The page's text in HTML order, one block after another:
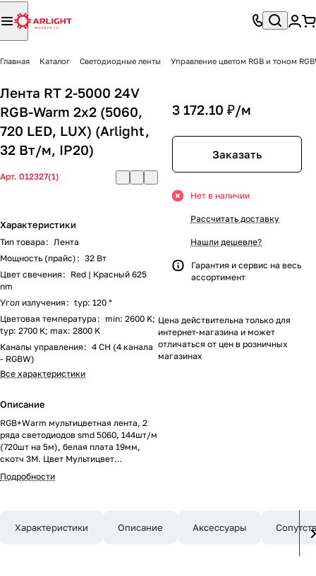
Главная Каталог Светодиодные ленты Управление цветом RGB и тоном
Лента RT 2-5000 24V
RGB-Warm 2x2 (5060,
720 LED, LUX) (Arlight,
32 Вт/м, IP20)
Арт. 012327(1)
Характеристики
Тип товара : Лента
Мощность (прайс) : 32 Вт
Цвет свечения : Red | Красный 625
nm
Угол излучения : typ: 120 °
Цветовая температура : min: 2600 K;
typ: 2700 K; max: 2800 K
Каналы управления : 4 CH (4 канала
- RGBW)
Все характеристики
Описание
RGB+Warm мультицветная лента, 2
ряда светодиодов smd 5060, 144шт/м
(720шт на 5м), белая плата 19мм,
скотч 3М. Цвет Мультицвет
R/G/B+Тёплый 2600-2800K. Питание
24V, мощность 160 Вт на 5м, из них
Мин.отрезок 83.3мм, 12 светодиодов.
Подробности
3 172.10 ₽/м
Заказать
Нет в наличии
Рассчитать доставку
Нашли дешевле?
Гарантия и сервис на весь
ассортимент
Цена действительна только для
интернет-магазина и может
отличаться от цен в розничных
магазинах
Характеристики Описание Аксессуары